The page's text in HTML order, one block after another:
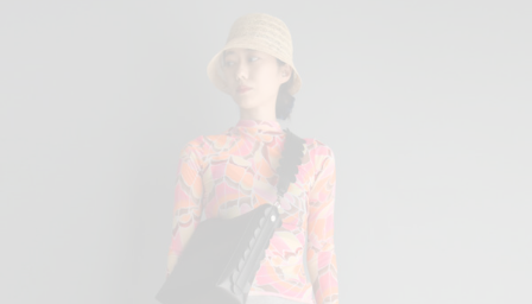
新規会員登録で5%OFFクーポン配布
Summer Sale up to 60%OFF 開催中